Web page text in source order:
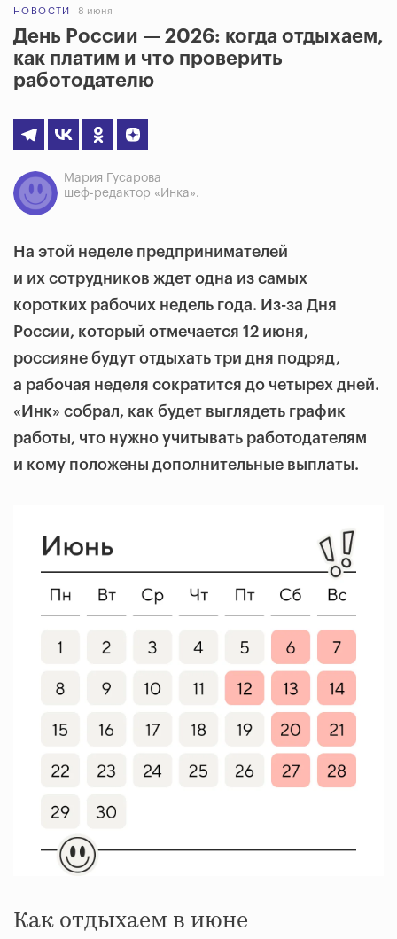
НОВОСТИ 8 июня
День России — 2026: когда отдыхаем,
как платим и что проверить
работодателю
Мария Гусарова
шеф-редактор «Инка».
На этой неделе предпринимателей
и их сотрудников ждет одна из самых
коротких рабочих недель года. Из-за Дня
России, который отмечается 12 июня,
россияне будут отдыхать три дня подряд,
а рабочая неделя сократится до четырех дней.
«Инк» собрал, как будет выглядеть график
работы, что нужно учитывать работодателям
и кому положены дополнительные выплаты.
Как отдыхаем в июне